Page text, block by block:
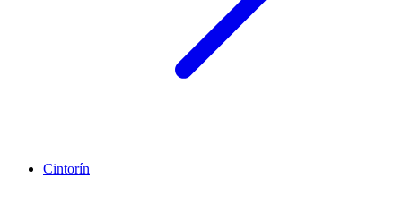
Cintorín